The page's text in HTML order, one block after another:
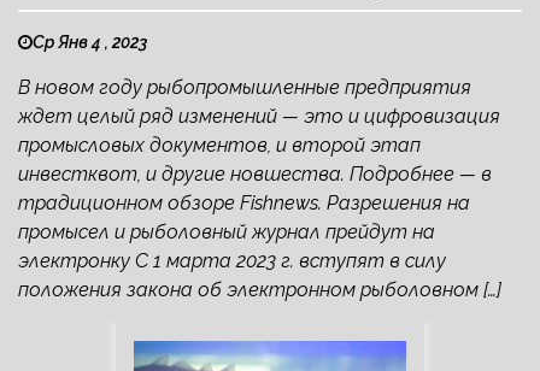
Ср Янв 4 , 2023
В новом году рыбопромышленные предприятия
ждет целый ряд изменений — это и цифровизация
промысловых документов, и второй этап
инвестквот, и другие новшества. Подробнее — в
традиционном обзоре Fishnews. Разрешения на
промысел и рыболовный журнал прейдут на
электронку С 1 марта 2023 г. вступят в силу
положения закона об электронном рыболовном […]